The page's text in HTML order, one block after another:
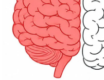
ल
व्र
त
त्यो